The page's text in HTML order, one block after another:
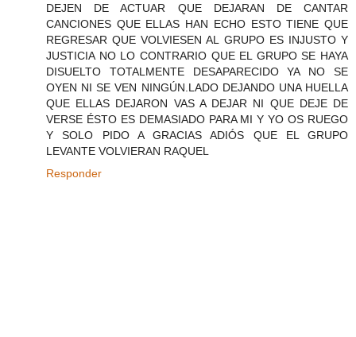
DEJEN DE ACTUAR QUE DEJARAN DE CANTAR
CANCIONES QUE ELLAS HAN ECHO ESTO TIENE QUE
REGRESAR QUE VOLVIESEN AL GRUPO ES INJUSTO Y
JUSTICIA NO LO CONTRARIO QUE EL GRUPO SE HAYA
DISUELTO TOTALMENTE DESAPARECIDO YA NO SE
OYEN NI SE VEN NINGÚN.LADO DEJANDO UNA HUELLA
QUE ELLAS DEJARON VAS A DEJAR NI QUE DEJE DE
VERSE ÉSTO ES DEMASIADO PARA MI Y YO OS RUEGO
Y SOLO PIDO A GRACIAS ADIÓS QUE EL GRUPO
LEVANTE VOLVIERAN RAQUEL
Responder